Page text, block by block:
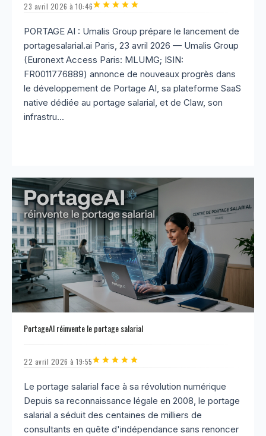
23 avril 2026 à 10:46
PORTAGE AI : Umalis Group prépare le lancement de
portagesalarial.ai Paris, 23 avril 2026 — Umalis Group
(Euronext Access Paris: MLUMG; ISIN:
FR0011776889) annonce de nouveaux progrès dans
le développement de Portage AI, sa plateforme SaaS
native dédiée au portage salarial, et de Claw, son
infrastru...
PortageAI réinvente le portage salarial
22 avril 2026 à 19:55
Le portage salarial face à sa révolution numérique
Depuis sa reconnaissance légale en 2008, le portage
salarial a séduit des centaines de milliers de
consultants en quête d'indépendance sans renoncer